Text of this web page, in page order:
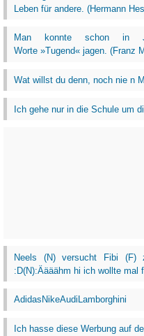
Leben für andere. (Hermann
Man konnte schon in
Worte »Tugend« jagen. (Franz
Wat willst du denn, noch nie n
Ich gehe nur in die Schule um
Neels (N) versucht Fibi
:D(N):Äääähm hi ich wollte mal
AdidasNikeAudiLamborghini
Ich hasse diese Werbung auf